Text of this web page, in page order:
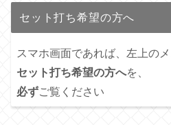
セット打ち希望の方へ
スマホ画面であれば、左上の
セット打ち希望の方へを、
必ずご覧ください